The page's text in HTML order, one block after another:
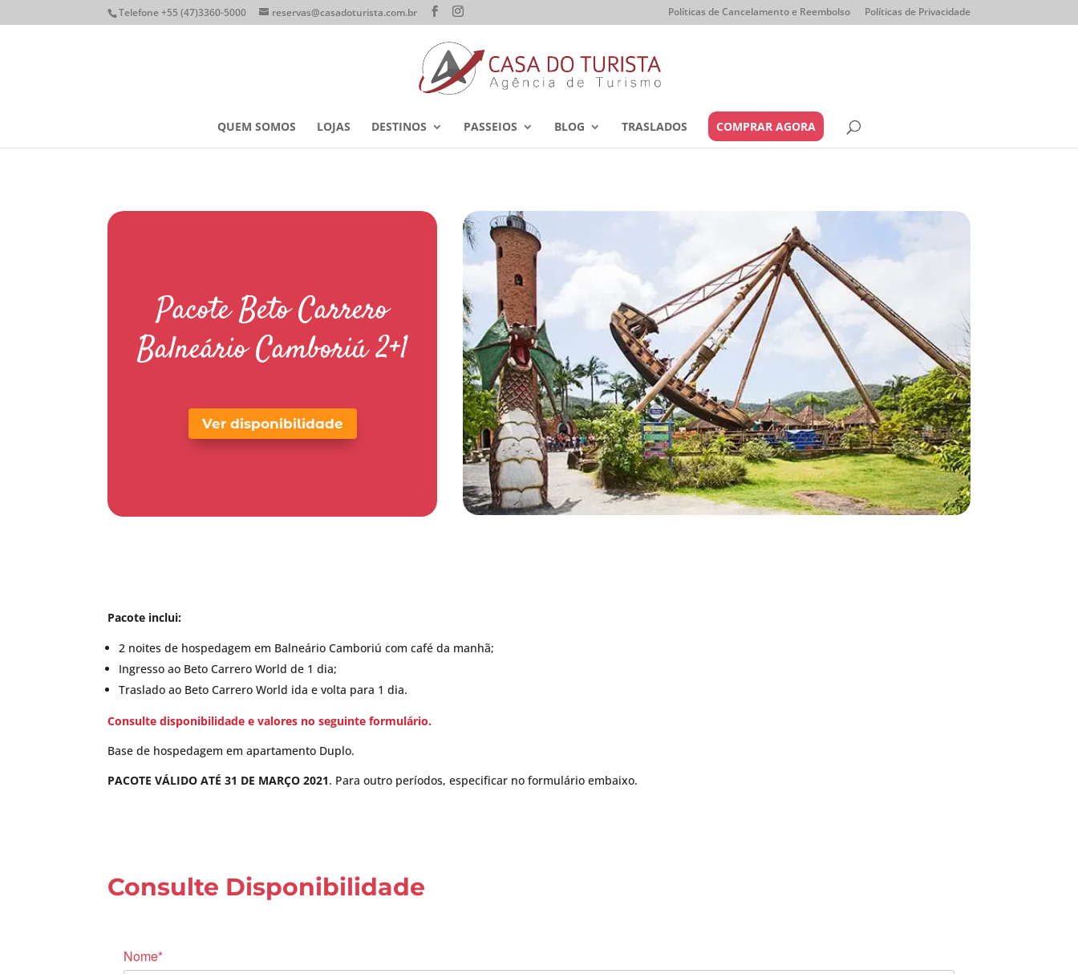
Telefone +55 (47)3360-5000 reservas@casadoturista.com.br Políticas de Cancelamento e Reembolso Políticas de Privacidade
QUEM SOMOS LOJAS DESTINOS PASSEIOS BLOG TRASLADOS COMPRAR AGORA
Pacote Beto Carrero
Balneário Camboriú 2+1
Ver disponibilidade
Pacote inclui:
2 noites de hospedagem em Balneário Camboriú com café da manhã;
Ingresso ao Beto Carrero World de 1 dia;
Traslado ao Beto Carrero World ida e volta para 1 dia.
Consulte disponibilidade e valores no seguinte formulário.
Base de hospedagem em apartamento Duplo.
PACOTE VÁLIDO ATÉ 31 DE MARÇO 2021. Para outro períodos, especificar no formulário embaixo.
Consulte Disponibilidade
Nome*